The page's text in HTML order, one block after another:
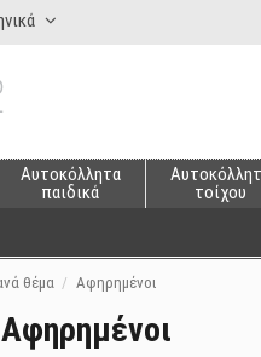
Αυτοκόλλητα
παιδικά
τοίχου
θέμα Αφηρημένοι
Αφηρημένοι